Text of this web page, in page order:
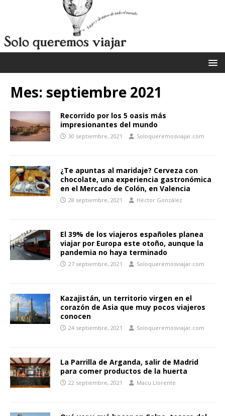
Mes: septiembre 2021
Recorrido por los 5 oasis más
impresionantes del mundo
30 septiembre, 2021 Soloqueremosviajar.com
¿Te apuntas al maridaje? Cerveza con
chocolate, una experiencia gastronómica
en el Mercado de Colón, en Valencia
28 septiembre, 2021 Héctor González
El 39% de los viajeros españoles planea
viajar por Europa este otoño, aunque la
pandemia no haya terminado
27 septiembre, 2021 Soloqueremosviajar.com
Kazajistán, un territorio virgen en el
corazón de Asia que muy pocos viajeros
conocen
24 septiembre, 2021 Soloqueremosviajar.com
La Parrilla de Arganda, salir de Madrid
para comer productos de la huerta
22 septiembre, 2021 Macu Llorente